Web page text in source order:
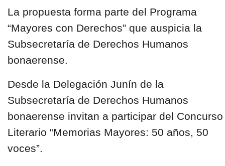
La propuesta forma parte del Programa
“Mayores con Derechos” que auspicia la
Subsecretaría de Derechos Humanos
bonaerense.
Desde la Delegación Junín de la
Subsecretaría de Derechos Humanos
bonaerense invitan a participar del Concurso
Literario “Memorias Mayores: 50 años, 50
voces”.